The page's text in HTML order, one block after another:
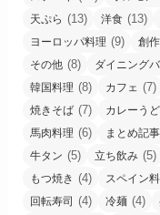
天ぷら (13) 洋食 (13)
ヨーロッパ料理 (9) 創
その他 (8) ダイニング
韓国料理 (8) カフェ (7)
焼きそば (7) カレーう
馬肉料理 (6) まとめ記事
牛タン (5) 立ち飲み (5)
もつ焼き (4) スペイン
回転寿司 (4) 冷麺 (4)